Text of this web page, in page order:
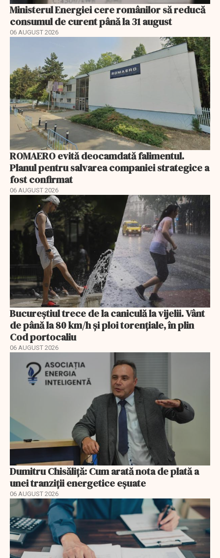
Ministerul Energiei cere românilor să reducă
consumul de curent până la 31 august
06 AUGUST 2026
ROMAERO evită deocamdată falimentul.
Planul pentru salvarea companiei strategice a
fost confirmat
06 AUGUST 2026
Bucureștiul trece de la caniculă la vijelii. Vânt
de până la 80 km/h și ploi torențiale, în plin
Cod portocaliu
06 AUGUST 2026
Dumitru Chisăliță: Cum arată nota de plată a
unei tranziții energetice eșuate
06 AUGUST 2026